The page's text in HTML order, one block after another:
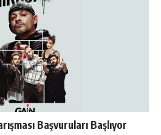
Başvuruları Başlıyor